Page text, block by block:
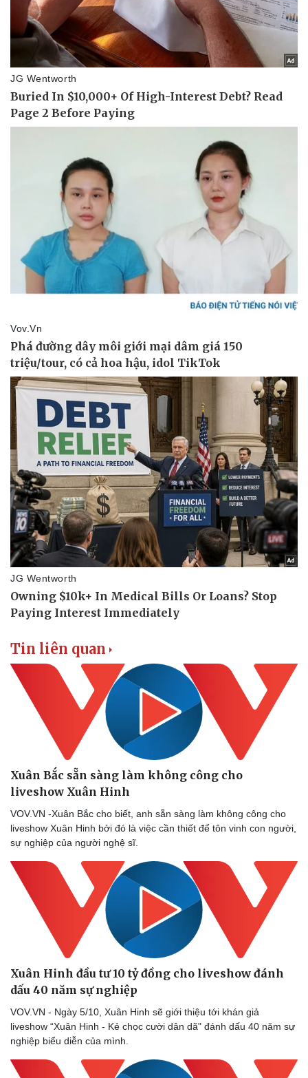
Thể thao
Bóng đá
Thế giới thể thao
eSports
Hậu trường
Ô tô - Xe máy
Tư vấn
Tin liên quan
Xuân Bắc sẵn sàng làm không công cho
liveshow Xuân Hinh
VOV.VN -Xuân Bắc cho biết, anh sẵn sàng làm không công cho
liveshow Xuân Hinh bởi đó là việc cần thiết để tôn vinh con người,
sự nghiệp của người nghệ sĩ.
Xuân Hinh đầu tư 10 tỷ đồng cho liveshow đánh
dấu 40 năm sự nghiệp
VOV.VN - Ngày 5/10, Xuân Hinh sẽ giới thiệu tới khán giả
liveshow “Xuân Hinh - Kẻ chọc cười dân dã" đánh dấu 40 năm sự
nghiệp biểu diễn của mình.